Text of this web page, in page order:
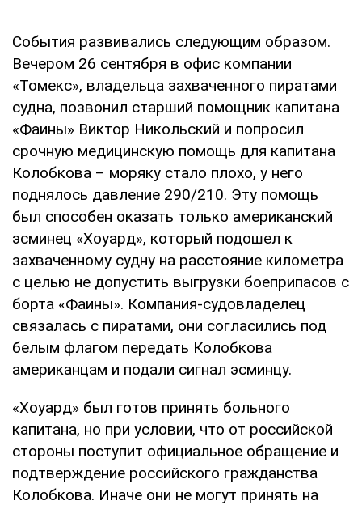
События развивались следующим образом.
Вечером 26 сентября в офис компании
«Томекс», владельца захваченного пиратами
судна, позвонил старший помощник капитана
«Фаины» Виктор Никольский и попросил
срочную медицинскую помощь для капитана
Колобкова – моряку стало плохо, у него
поднялось давление 290/210. Эту помощь
был способен оказать только американский
эсминец «Хоуард», который подошел к
захваченному судну на расстояние километра
с целью не допустить выгрузки боеприпасов с
борта «Фаины». Компания-судовладелец
связалась с пиратами, они согласились под
белым флагом передать Колобкова
американцам и подали сигнал эсминцу.
«Хоуард» был готов принять больного
капитана, но при условии, что от российской
стороны поступит официальное обращение и
подтверждение российского гражданства
Колобкова. Иначе они не могут принять на